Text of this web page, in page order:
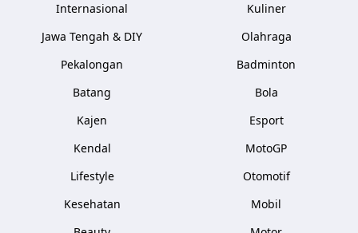
Internasional
Jawa Tengah & DIY
Pekalongan
Batang
Kajen
Kendal
Lifestyle
Kesehatan
Kuliner
Olahraga
Badminton
Bola
Esport
MotoGP
Otomotif
Mobil